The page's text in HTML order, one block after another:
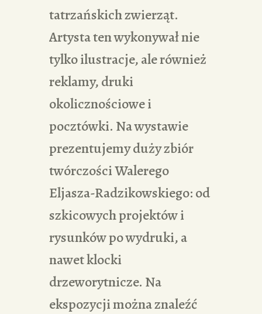
tatrzańskich zwierząt.
Artysta ten wykonywał nie
tylko ilustracje, ale również
reklamy, druki
okolicznościowe i
pocztówki. Na wystawie
prezentujemy duży zbiór
twórczości Walerego
Eljasza-Radzikowskiego: od
szkicowych projektów i
rysunków po wydruki, a
nawet klocki
drzeworytnicze. Na
ekspozycji można znaleźć